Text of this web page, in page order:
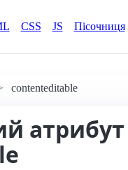
CSS JS Пісочниця
contenteditable
атрибут